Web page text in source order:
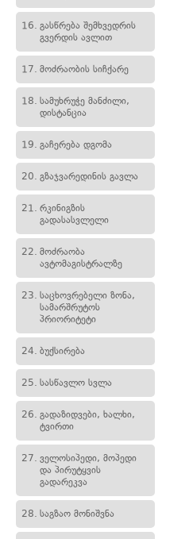
16. გასწრება შემხვედრის
გვერდის ავლით
17. მოძრაობის სიჩქარე
18. სამუხრუჭე მანძილი,
დისტანცია
19. გაჩერება დგომა
20. გზაჯვარედინის გავლა
21. რკინიგზის
გადასასვლელი
22. მოძრაობა
ავტომაგისტრალზე
23. საცხოვრებელი ზონა,
სამარშრუტოს
პრიორიტეტი
24. ბუქსირება
25. სასწავლო სვლა
26. გადაზიდვები, ხალხი,
ტვირთი
27. ველოსიპედი, მოპედი
და პირუტყვის
გადარეკვა
28. საგზაო მონიშვნა